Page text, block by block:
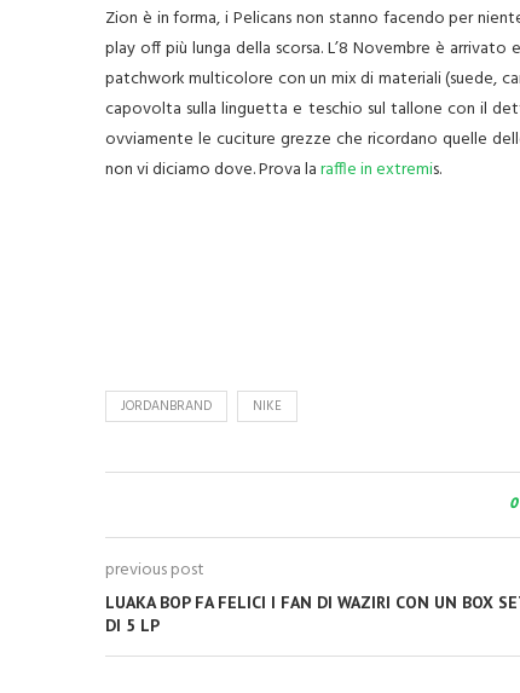
Zion è in forma, i Pelicans non stanno facendo per
play off più lunga della scorsa. L’8 Novembre è
patchwork multicolore con un mix di materiali (suede,
capovolta sulla linguetta e teschio sul tallone con il
ovviamente le cuciture grezze che ricordano quelle
non vi diciamo dove. Prova laraffle in extremis.
JORDANBRAND NIKE
0
previous post
LUAKA BOP FA FELICI I FAN DI WAZIRI CON UN BOX
DI 5 LP